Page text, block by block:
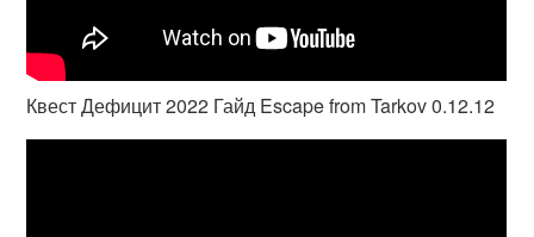
Квест Дефицит 2022 Гайд Escape from Tarkov 0.12.12